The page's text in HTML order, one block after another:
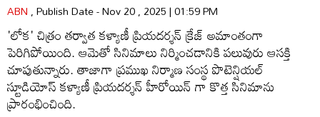
ABN, Publish Date - Nov 20 , 2025 | 01:59 PM
'లోక' చిత్రం తర్వాత కళ్యాణీ ప్రియదర్శన్ క్రేజ్ అమాంతంగా
పెరిగిపోయింది. ఆమెతో సినిమాలు నిర్మించడానికి పలువురు ఆసక్తి
చూపుతున్నారు. తాజాగా ప్రముఖ నిర్మాణ సంస్థ పొటెన్షియల్
స్టూడియోస్ కళ్యాణీ ప్రియదర్శన్ హీరోయిన్ గా కొత్త సినిమాను
ప్రారంభించింది.